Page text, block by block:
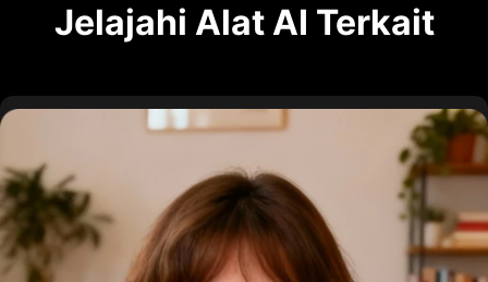
Jelajahi Alat AI Terkait